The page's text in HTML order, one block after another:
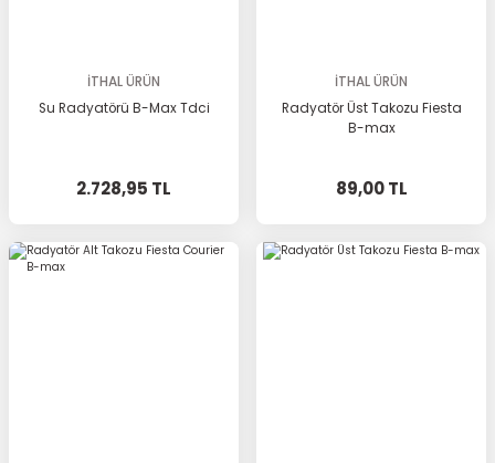
İTHAL ÜRÜN
Su Radyatörü B-Max Tdci
2.728,95 TL
İTHAL ÜRÜN
Radyatör Üst Takozu Fiesta
B-max
89,00 TL